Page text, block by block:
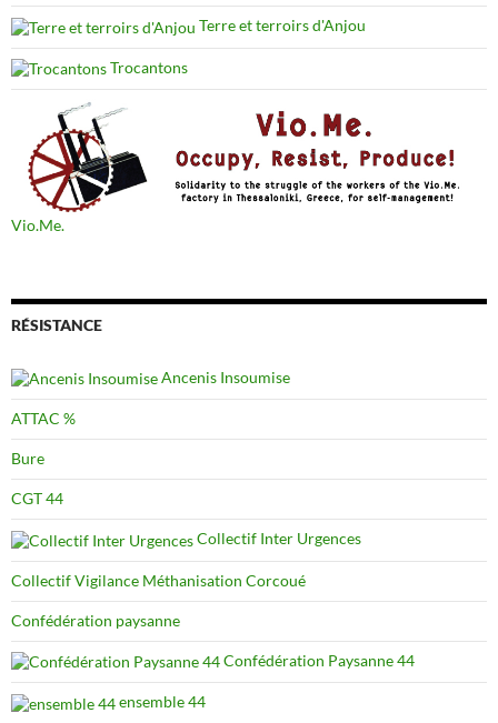
Terre et terroirs d'Anjou
Trocantons
Vio.Me.
RÉSISTANCE
Ancenis Insoumise
ATTAC %
Bure
CGT 44
Collectif Inter Urgences
Collectif Vigilance Méthanisation Corcoué
Confédération paysanne
Confédération Paysanne 44
ensemble 44